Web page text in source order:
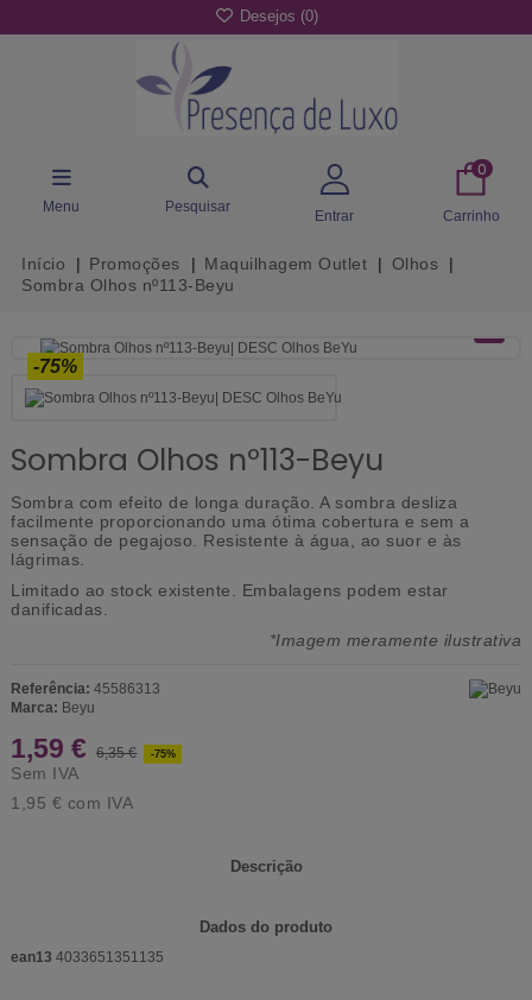
Desejos (0)
Menu Pesquisar
Entrar
0
Carrinho
Início Promoções Maquilhagem Outlet
Olhos
Sombra Olhos nº113-Beyu
-75%
Sombra Olhos nº113-Beyu
Sombra com efeito de longa duração. A sombra desliza
facilmente proporcionando uma ótima cobertura e sem a
sensação de pegajoso. Resistente à água, ao suor e às
lágrimas.
Limitado ao stock existente. Embalagens podem estar
danificadas.
*Imagem meramente ilustrativa
Referência: 45586313
Marca: Beyu
1,59 € 6,35 € -75%
Sem IVA
1,95 € com IVA
Descrição
Dados do produto
ean13 4033651351135